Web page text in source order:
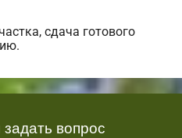
сдача готового
вопрос